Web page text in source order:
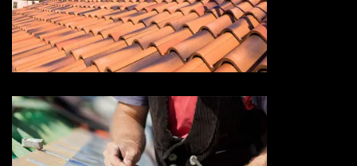
Devis toiture 73 Savoie